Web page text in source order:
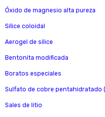
Óxido de magnesio alta pureza
Sílice coloidal
Aerogel de sílice
Bentonita modificada
Boratos especiales
Sulfato de cobre pentahidratado
Sales de litio